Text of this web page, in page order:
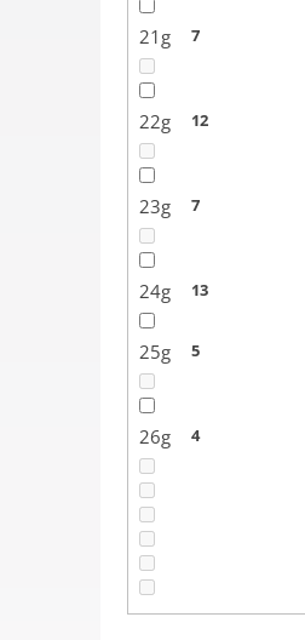
21g 7
22g 12
23g 7
24g 13
25g 5
26g 4